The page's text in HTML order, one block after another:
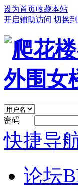
设为首页收藏本站
开启辅助访问 切换
密码
快捷导
论坛